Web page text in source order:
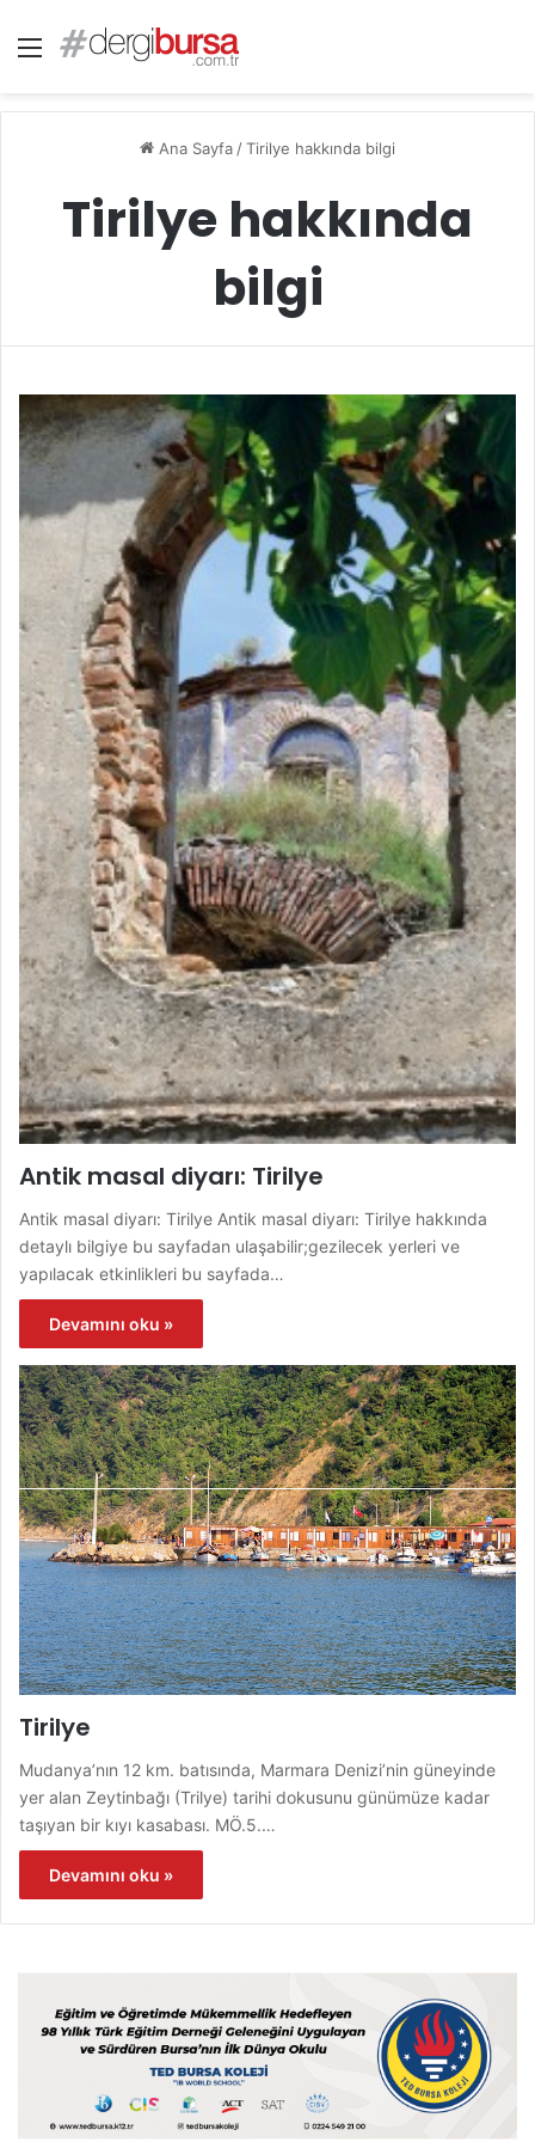
Menü
Ana Sayfa /Tirilye hakkında bilgi
Tirilye hakkında
bilgi
Antik masal diyarı: Tirilye
Antik masal diyarı: Tirilye Antik masal diyarı: Tirilye hakkında
detaylı bilgiye bu sayfadan ulaşabilir;gezilecek yerleri ve
yapılacak etkinlikleri bu sayfada…
Devamını oku »
Tirilye
Mudanya’nın 12 km. batısında, Marmara Denizi’nin güneyinde
yer alan Zeytinbağı (Trilye) tarihi dokusunu günümüze kadar
taşıyan bir kıyı kasabası. MÖ.5.…
Devamını oku »